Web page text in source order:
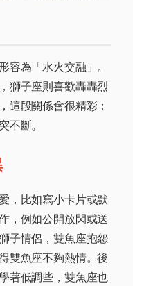
容為「水火交融」。
獅子座則喜歡轟轟烈
這段關係會很精彩；
不斷。
，比如寫小卡片或默
，例如公開放閃或送
子情侶，雙魚座抱怨
雙魚座不夠熱情。後
著低調些，雙魚座也